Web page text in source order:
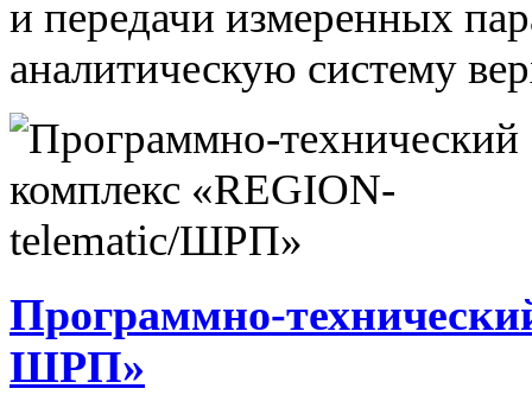
и передачи измеренных
аналитическую систему
Программно-
ШРП»